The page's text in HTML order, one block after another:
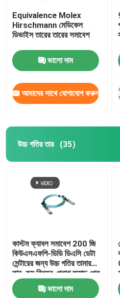
Equivalence Molex
Hirschmann মেডিকেল
ডিভাইস তারের তারের সমাবেশ
ভালো দাম
আমাদের সাথে যোগাযোগ করুন
উচ্চ গতির তার (35)
কাস্টম ক্যাবল সমাবেশ 200 জি
কিউএসএফপি-ডিডি ডিএসি ডেটা
সেন্টারের জন্য উচ্চ গতির তামার
তার, কম বিলম্ব, প্লাগ অ্যান্ড প্লে
ভালো দাম